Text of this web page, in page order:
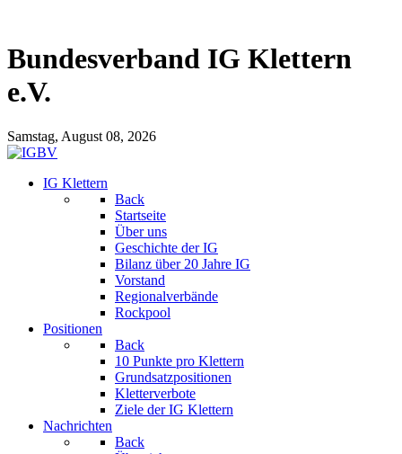
Bundesverband IG Klettern
e.V.
Samstag, August 08, 2026
IG Klettern
Back
Startseite
Über uns
Geschichte der IG
Bilanz über 20 Jahre IG
Vorstand
Regionalverbände
Rockpool
Positionen
Back
10 Punkte pro Klettern
Grundsatzpositionen
Kletterverbote
Ziele der IG Klettern
Nachrichten
Back